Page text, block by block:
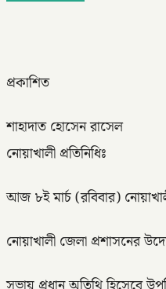
প্রকাশিত
শাহাদাত হোসেন রাসেল
নোয়াখালী প্রতিনিধিঃ
আজ ৮ই মার্চ (রবিবার)
নোয়াখালী জেলা প্রশাসনের